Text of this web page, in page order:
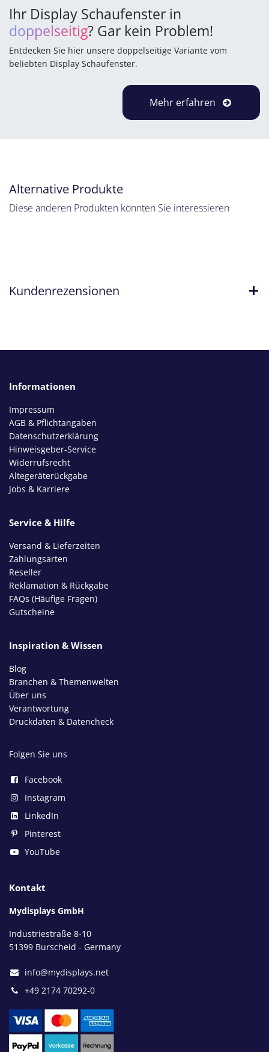
Ihr Display Schaufenster in
doppelseitig? Gar kein Problem!
Entdecken Sie hier unsere doppelseitige Variante vom
beliebten Display Schaufenster.
Mehr erfahren
Alternative Produkte
Diese anderen Produkten könnten Sie interessieren
Kundenrezensionen
Informationen
Impressum
AGB & Pflichtangaben
Datenschutzerklärung
Hinweisgeber-Service
Widerrufsrecht
Altegeräterückgabe
Jobs & Karriere
Service & Hilfe
Versand & Lieferzeiten
Zahlungsarten
Reseller
Reklamation & Rückgabe
FAQs (Häufige Fragen)
Gutscheine
Inspiration & Wissen
Blog
Branchen & Themenwelten
Über uns
Verantwortung
Druckdaten & Datencheck
Folgen Sie uns
Facebook
Instagram
LinkedIn
Pinterest
YouTube
Kontakt
Mydisplays GmbH
Industriestraße 8-10
51399 Burscheid - Germany
info@mydisplays.net
+49 2174 70292-0